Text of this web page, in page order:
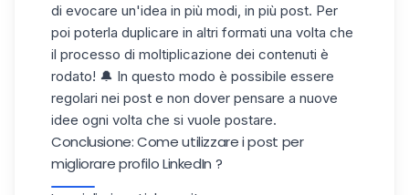
di evocare un'idea in più modi, in più post. Per
poi poterla duplicare in altri formati una volta che
il processo di moltiplicazione dei contenuti è
rodato! 🔔 In questo modo è possibile essere
regolari nei post e non dover pensare a nuove
idee ogni volta che si vuole postare.
Conclusione: Come utilizzare i post per
migliorare profilo LinkedIn ?